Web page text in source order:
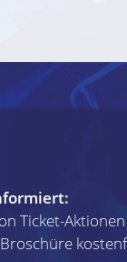
Ticket-